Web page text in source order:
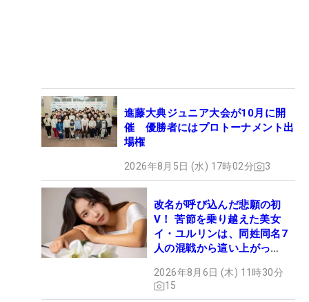
進藤大典ジュニア大会が10月に開
催 優勝者にはプロトーナメント出
場権
2026年8月5日 (水) 17時02分 3
改名が呼び込んだ悲願の初
V！ 苦節を乗り越えた美女
イ・ユルリンは、同姓同名7
人の混戦から這い上がっ
2026年8月6日 (木) 11時30分
15